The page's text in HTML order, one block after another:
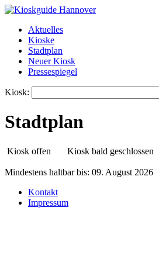
Aktuelles
Kioske
Stadtplan
Neuer Kiosk
Pressespiegel
Kiosk:
Stadtplan
Kiosk offen Kiosk bald geschlossen
Call Shop InternetCafé u Kiosk
Grabbestraße 3
Mindestens haltbar bis: 09. August 2026
Kontakt
Impressum